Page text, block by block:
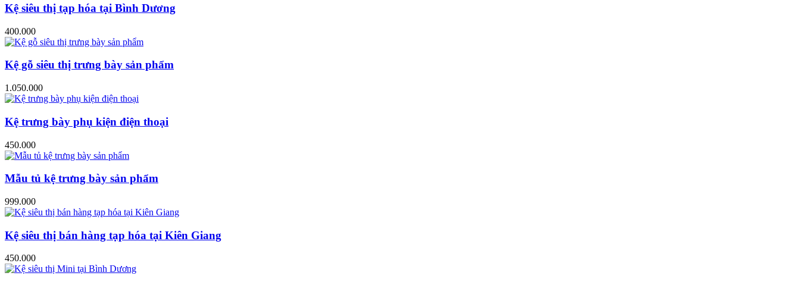
Kệ siêu thị tạp hóa tại Bình Dương
400.000
Kệ gỗ siêu thị trưng bày sản phẩm
1.050.000
Kệ trưng bày phụ kiện điện thoại
450.000
Mẫu tủ kệ trưng bày sản phẩm
999.000
Kệ siêu thị bán hàng tạp hóa tại Kiên Giang
450.000